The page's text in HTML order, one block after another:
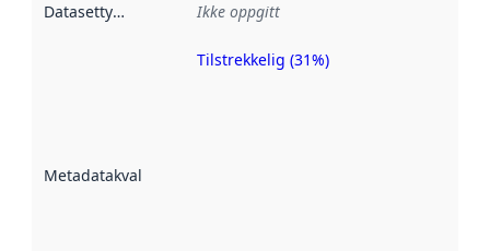
Datasettype Ikke oppgitt
Metadatakvalitet
Metadatakvalitet
Tilstrekkelig (31%)